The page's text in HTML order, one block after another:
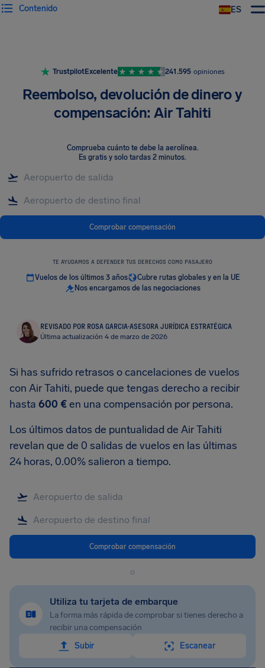
ES
Contenido
TrustpilotExcelente 241.595 opiniones
Reembolso, devolución de dinero y
compensación: Air Tahiti
Comprueba cuánto te debe la aerolínea.
Es gratis y solo tardas 2 minutos.
Comprobar compensación
TE AYUDAMOS A DEFENDER TUS DERECHOS COMO PASAJERO
Vuelos de los últimos 3 años
Cubre rutas globales y en la UE
Nos encargamos de las negociaciones
REVISADO POR ROSA GARCIA·ASESORA JURÍDICA ESTRATÉGICA
Última actualización 4 de marzo de 2026
Si has sufrido retrasos o cancelaciones de vuelos
con Air Tahiti, puede que tengas derecho a recibir
hasta 600 €en una compensación por persona.
Los últimos datos de puntualidad de Air Tahiti
revelan que de 0 salidas de vuelos en las últimas
24 horas, 0.00% salieron a tiempo.
Comprobar compensación
o
Utiliza tu tarjeta de embarque
La forma más rápida de comprobar si tienes derecho a
recibir una compensación
Subir
Escanear